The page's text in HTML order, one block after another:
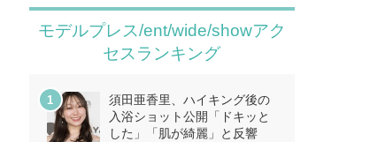
モデルプレス/ent/wide/showアク
セスランキング
須田亜香里、ハイキング後の
入浴ショット公開「ドキッと
した」「肌が綺麗」と反響